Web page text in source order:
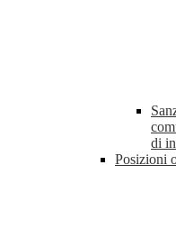
di
Posizioni